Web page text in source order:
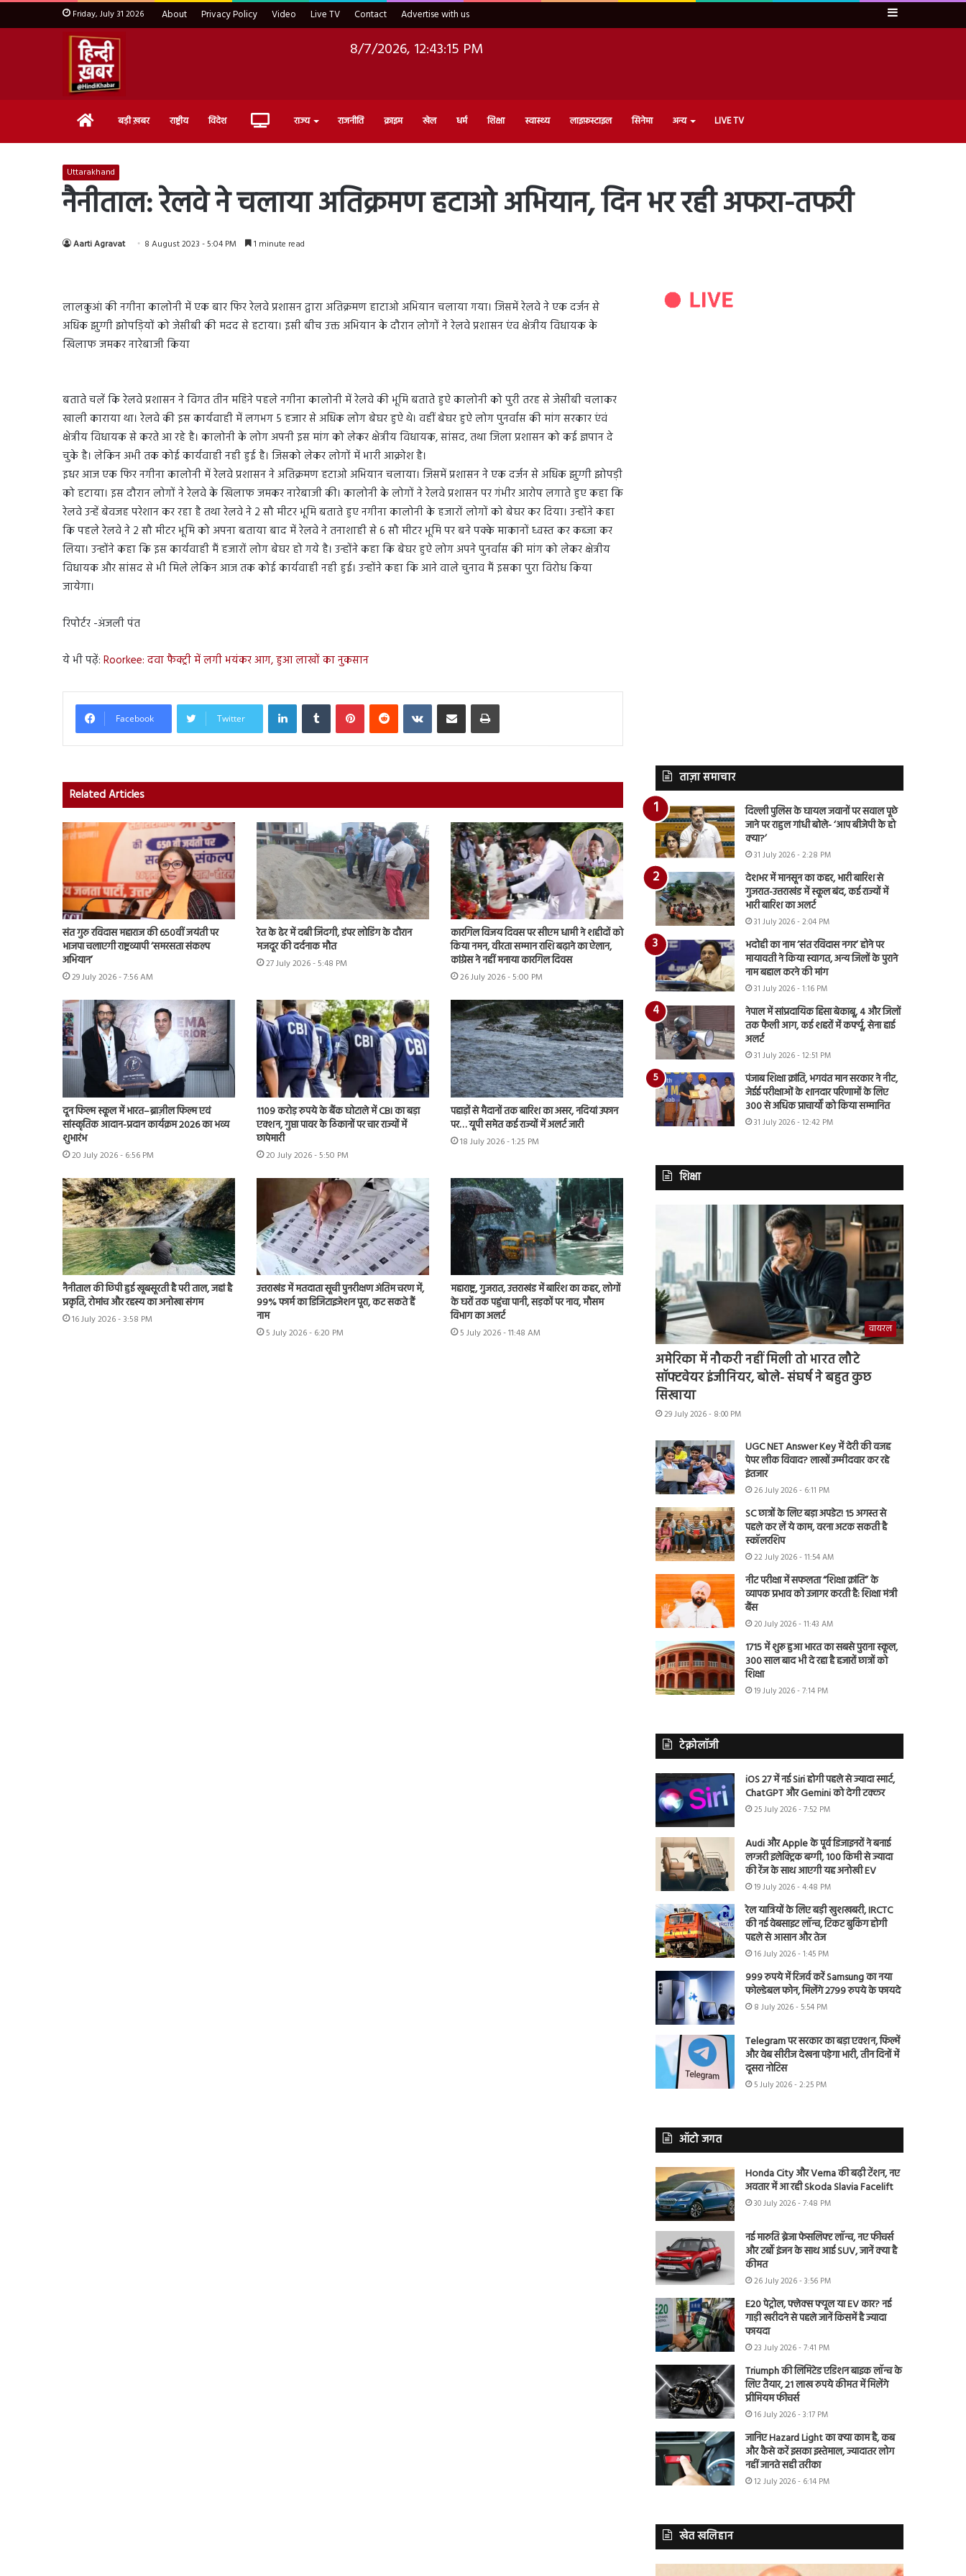
Friday, July 31 2026 About Privacy Policy Video Live TV Contact Advertise with us Sidebar
8/7/2026, 12:43:16 PM
Home बड़ी ख़बर राष्ट्रीय विदेश Live राज्य राजनीति क्राइम खेल धर्म शिक्षा स्वास्थ्य लाइफ़स्टाइल सिनेमा अन्य LIVE TV
Uttarakhand
नैनीताल: रेलवे ने चलाया अतिक्रमण हटाओ अभियान, दिन भर रही अफरा-तफरी
Aarti Agravat 8 August 2023 - 5:04 PM 1 minute read
लालकुआं की नगीना कालोनी में एक बार फिर रेलवे प्रशासन द्वारा अतिक्रमण हाटाओ अभियान चलाया गया। जिसमें रेलवे ने एक दर्जन से
अधिक झुग्गी झोपड़ियों को जेसीबी की मदद से हटाया। इसी बीच उक्त अभियान के दौरान लोगों ने रेलवे प्रशासन एंव क्षेत्रीय विधायक के
खिलाफ जमकर नारेबाजी किया
बताते चलें कि रेलवे प्रशासन ने विगत तीन महिने पहले नगीना कालोनी में रेलवे की भूमि बताते हुऐ कालोनी को पुरी तरह से जेसीबी चलाकर
खाली काराया था। रेलवे की इस कार्यवाही में लगभग 5 हजार से अधिक लोग बेघर हुऐ थे। वहीं बेघर हुऐ लोग पुनर्वास की मांग सरकार एंवं
क्षेत्रीय विधायक से करते आ रहे है। कालोनी के लोग अपनी इस मांग को लेकर क्षेत्रीय विधायक, सांसद, तथा जिला प्रशासन को कई ज्ञपान दे
चुके है। लेकिन अभी तक कोई कार्यवाही नही हुई है। जिसको लेकर लोगों में भारी आक्रोश है।
इधर आज एक फिर नगीना कालोनी में रेलवे प्रशासन ने अतिक्रमण हटाओ अभियान चलाया। जिसमें प्रशासन ने एक दर्जन से अधिक झुग्गी झोपड़ी
को हटाया। इस दौरान लोगों ने रेलवे के खिलाफ जमकर नारेबाजी की। कालोनी के लोगों ने रेलवे प्रशासन पर गंभीर आरोप लगाते हुए कहा कि
रेलवे उन्हें बेवजह परेशान कर रहा है तथा रेलवे ने 2 सौ मीटर भूमि बताते हुए नगीना कालोनी के हजारों लोगों को बेघर कर दिया। उन्होंने कहा
कि पहले रेलवे ने 2 सौ मीटर भूमि को अपना बताया बाद में रेलवे ने तनाशाही से 6 सौ मीटर भूमि पर बने पक्के माकानों ध्वस्त कर कब्जा कर
लिया। उन्होंने कहा कि इस कार्यवाही मैं हजारों लोग बेघर हो गये है। उन्होंने कहा कि बेघर हुऐ लोग अपने पुनर्वास की मांग को लेकर क्षेत्रीय
विधायक और सांसद से भी मिले लेकिन आज तक कोई कार्यवाही नही हुई। उन्होंने कहा कि आने वाले चुनाव मैं इसका पुरा विरोध किया
जायेगा।
रिपोर्टर -अंजली पंत
ये भी पढ़ें: Roorkee: दवा फैक्ट्री में लगी भयंकर आग, हुआ लाखों का नुकसान
Facebook Twitter
LinkedInTumblr PinterestReddit VKontakteShare via Email Print
Related Articles
संत गुरु रविदास महाराज की 650वीं जयंती पर
भाजपा चलाएगी राष्ट्रव्यापी ‘समरसता संकल्प
अभियान’
29 July 2026 - 7:56 AM
रेत के ढेर में दबी जिंदगी, डंपर लोडिंग के दौरान
मजदूर की दर्दनाक मौत
27 July 2026 - 5:48 PM
कारगिल विजय दिवस पर सीएम धामी ने शहीदों को
किया नमन, वीरता सम्मान राशि बढ़ाने का ऐलान,
कांग्रेस ने नहीं मनाया कारगिल दिवस
26 July 2026 - 5:00 PM
दून फिल्म स्कूल में भारत–ब्राज़ील फिल्म एवं
सांस्कृतिक आदान-प्रदान कार्यक्रम 2026 का भव्य
शुभारंभ
20 July 2026 - 6:56 PM
1109 करोड़ रुपये के बैंक घोटाले में CBI का बड़ा
एक्शन, गुप्ता पावर के ठिकानों पर चार राज्यों में
छापेमारी
20 July 2026 - 5:50 PM
पहाड़ों से मैदानों तक बारिश का असर, नदियां उफान
पर… यूपी समेत कई राज्यों में अलर्ट जारी
18 July 2026 - 1:25 PM
नैनीताल की छिपी हुई खूबसूरती है परी ताल, जहां है
प्रकृति, रोमांच और रहस्य का अनोखा संगम
16 July 2026 - 3:58 PM
उत्तराखंड में मतदाता सूची पुनरीक्षण अंतिम चरण में,
99% फार्म का डिजिटाइजेशन पूरा, कट सकते हैं
नाम
5 July 2026 - 6:20 PM
महाराष्ट्र, गुजरात, उत्तराखंड में बारिश का कहर, लोगों
के घरों तक पहुंचा पानी, सड़कों पर नाव, मौसम
विभाग का अलर्ट
5 July 2026 - 11:48 AM
ताज़ा समाचार
दिल्ली पुलिस के घायल जवानों पर सवाल पूछे
जाने पर राहुल गांधी बोले- ‘आप बीजेपी के हो
क्या?’
31 July 2026 - 2:28 PM
देशभर में मानसून का कहर, भारी बारिश से
गुजरात-उत्तराखंड में स्कूल बंद, कई राज्यों में
भारी बारिश का अलर्ट
31 July 2026 - 2:04 PM
भदोही का नाम ‘संत रविदास नगर’ होने पर
मायावती ने किया स्वागत, अन्य जिलों के पुराने
नाम बहाल करने की मांग
31 July 2026 - 1:16 PM
नेपाल में सांप्रदायिक हिंसा बेकाबू, 4 और जिलों
तक फैली आग, कई शहरों में कर्फ्यू, सेना हाई
अलर्ट
31 July 2026 - 12:51 PM
पंजाब शिक्षा क्रांति, भगवंत मान सरकार ने नीट,
जेईई परीक्षाओं के शानदार परिणामों के लिए
300 से अधिक प्राचार्यों को किया सम्मानित
31 July 2026 - 12:42 PM
शिक्षा
वायरल
अमेरिका में नौकरी नहीं मिली तो भारत लौटे
सॉफ्टवेयर इंजीनियर, बोले- संघर्ष ने बहुत कुछ
सिखाया
29 July 2026 - 8:00 PM
UGC NET Answer Key में देरी की वजह
पेपर लीक विवाद? लाखों उम्मीदवार कर रहे
इंतजार
26 July 2026 - 6:11 PM
SC छात्रों के लिए बड़ा अपडेट! 15 अगस्त से
पहले कर लें ये काम, वरना अटक सकती है
स्कॉलरशिप
22 July 2026 - 11:54 AM
नीट परीक्षा में सफलता “शिक्षा क्रांति” के
व्यापक प्रभाव को उजागर करती है: शिक्षा मंत्री
बैंस
20 July 2026 - 11:43 AM
1715 में शुरू हुआ भारत का सबसे पुराना स्कूल,
300 साल बाद भी दे रहा है हजारों छात्रों को
शिक्षा
19 July 2026 - 7:14 PM
टेक्नोलॉजी
iOS 27 में नई Siri होगी पहले से ज्यादा स्मार्ट,
ChatGPT और Gemini को देगी टक्कर
25 July 2026 - 7:52 PM
Audi और Apple के पूर्व डिजाइनरों ने बनाई
लग्जरी इलेक्ट्रिक बग्गी, 100 किमी से ज्यादा
की रेंज के साथ आएगी यह अनोखी EV
19 July 2026 - 4:48 PM
रेल यात्रियों के लिए बड़ी खुशखबरी, IRCTC
की नई वेबसाइट लॉन्च, टिकट बुकिंग होगी
पहले से आसान और तेज
16 July 2026 - 1:45 PM
999 रुपये में रिजर्व करें Samsung का नया
फोल्डेबल फोन, मिलेंगे 2799 रुपये के फायदे
8 July 2026 - 5:54 PM
Telegram पर सरकार का बड़ा एक्शन, फिल्में
और वेब सीरीज देखना पड़ेगा भारी, तीन दिनों में
दूसरा नोटिस
5 July 2026 - 2:25 PM
ऑटो जगत
Honda City और Verna की बढ़ी टेंशन, नए
अवतार में आ रही Skoda Slavia Facelift
30 July 2026 - 7:48 PM
नई मारुति ब्रेजा फेसलिफ्ट लॉन्च, नए फीचर्स
और टर्बो इंजन के साथ आई SUV, जानें क्या है
कीमत
26 July 2026 - 3:56 PM
E20 पेट्रोल, फ्लेक्स फ्यूल या EV कार? नई
गाड़ी खरीदने से पहले जानें किसमें है ज्यादा
फायदा
23 July 2026 - 7:41 PM
Triumph की लिमिटेड एडिशन बाइक लॉन्च के
लिए तैयार, 21 लाख रुपये कीमत में मिलेंगे
प्रीमियम फीचर्स
16 July 2026 - 3:17 PM
जानिए Hazard Light का क्या काम है, कब
और कैसे करें इसका इस्तेमाल, ज्यादातर लोग
नहीं जानते सही तरीका
12 July 2026 - 6:14 PM
खेत खलिहान